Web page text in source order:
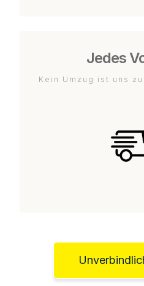
Jedes
Kein Umzug ist uns